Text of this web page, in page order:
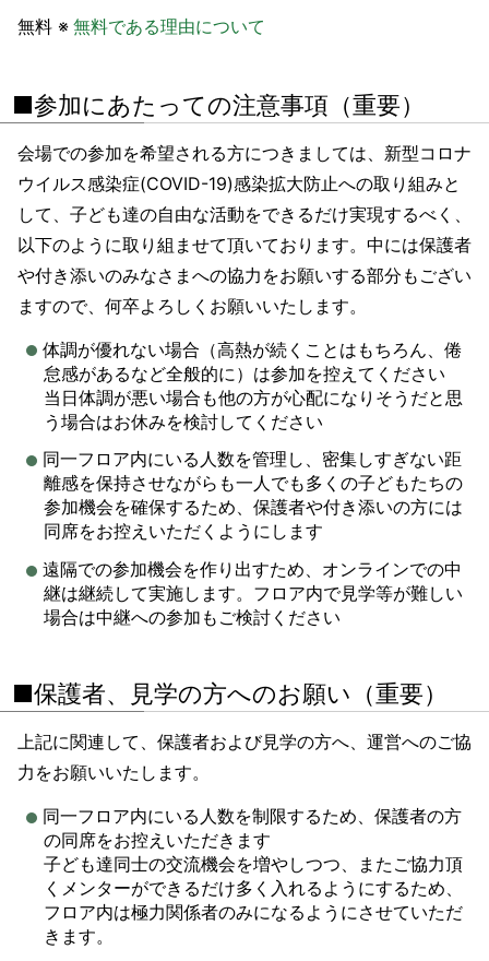
無料 ※ 無料である理由について
■参加にあたっての注意事項（重要）
会場での参加を希望される方につきましては、新型コロナ
ウイルス感染症(COVID-19)感染拡大防止への取り組みと
して、子ども達の自由な活動をできるだけ実現するべく、
以下のように取り組ませて頂いております。中には保護者
や付き添いのみなさまへの協力をお願いする部分もござい
ますので、何卒よろしくお願いいたします。
体調が優れない場合（高熱が続くことはもちろん、倦
怠感があるなど全般的に）は参加を控えてください
当日体調が悪い場合も他の方が心配になりそうだと思
う場合はお休みを検討してください
同一フロア内にいる人数を管理し、密集しすぎない距
離感を保持させながらも一人でも多くの子どもたちの
参加機会を確保するため、保護者や付き添いの方には
同席をお控えいただくようにします
遠隔での参加機会を作り出すため、オンラインでの中
継は継続して実施します。フロア内で見学等が難しい
場合は中継への参加もご検討ください
■保護者、見学の方へのお願い（重要）
上記に関連して、保護者および見学の方へ、運営へのご協
力をお願いいたします。
同一フロア内にいる人数を制限するため、保護者の方
の同席をお控えいただきます
子ども達同士の交流機会を増やしつつ、またご協力頂
くメンターができるだけ多く入れるようにするため、
フロア内は極力関係者のみになるようにさせていただ
きます。